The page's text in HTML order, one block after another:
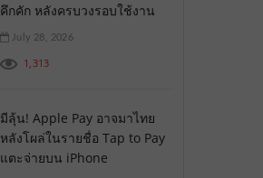
คึกคัก หลังครบวงรอบใช้งาน
July 28, 2026
1,313
มีลุ้น! Apple Pay อาจมาไทย
หลังโผล่ในรายชื่อ Tap to Pay
แตะจ่ายบน iPhone